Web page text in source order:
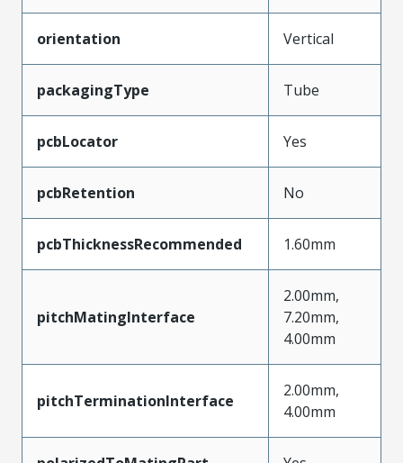
orientation Vertical
packagingType Tube
pcbLocator Yes
pcbRetention No
pcbThicknessRecommended 1.60mm
pitchMatingInterface
2.00mm,
7.20mm,
4.00mm
pitchTerminationInterface
2.00mm,
4.00mm